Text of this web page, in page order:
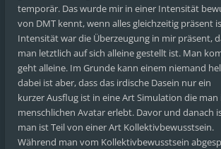
temporär. Das wurde mir in einer Intensität
von DMT kennt, wenn alles gleichzeitig präsent
Intensität war die Überzeugung in mir präsent,
man letztlich auf sich alleine gestellt ist. Man
geht alleine. Im Grunde kann einem niemand
dabei ist aber, dass das irdische Dasein nur ein
kurzer Ausflug ist in eine Art Simulation die man
menschlichen Avatar erlebt. Davor und danach
man ist Teil von einer Art Kollektivbewusstsein.
Während man vom Kollektivbewusstsein